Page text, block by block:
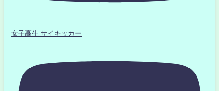
女子高生 サイキッカー